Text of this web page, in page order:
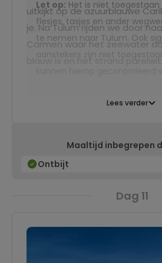
uitkijkt op de azuurblauwe
je. Na Tulum rijden we door
Carmen waar het zeewater
blauw is en het strand
Let op: Het is niet
flesjes, tasjes en ander
te nemen naar Tulum. Ook
aanstekers zijn niet
Lees verder
Maaltijd inbegrepen
Ontbijt
Dag 11